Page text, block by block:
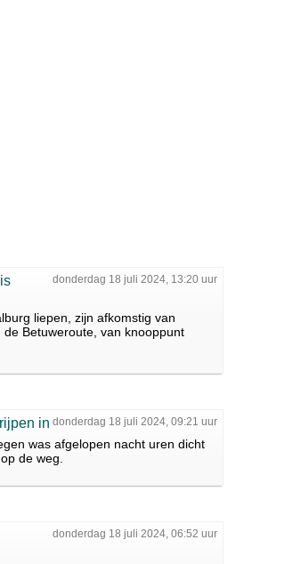
donderdag 18 juli 2024, 13:20 uur
liepen, zijn afkomstig van
Betuweroute, van knooppunt
donderdag 18 juli 2024, 09:21 uur
in
was afgelopen nacht uren dicht
de weg.
donderdag 18 juli 2024, 06:52 uur